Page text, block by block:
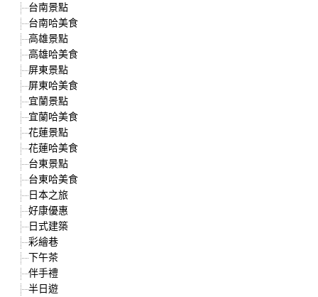
台南景點
台南哈美食
高雄景點
高雄哈美食
屏東景點
屏東哈美食
宜蘭景點
宜蘭哈美食
花蓮景點
花蓮哈美食
台東景點
台東哈美食
日本之旅
好康優惠
日式建築
彩繪巷
下午茶
伴手禮
半日遊